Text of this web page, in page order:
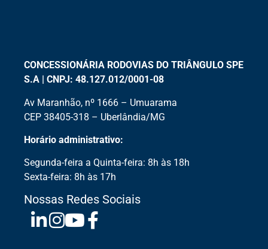
CONCESSIONÁRIA RODOVIAS DO TRIÂNGULO SPE
S.A | CNPJ: 48.127.012/0001-08
Av Maranhão, nº 1666 – Umuarama
CEP 38405-318 – Uberlândia/MG
Horário administrativo:
Segunda-feira a Quinta-feira: 8h às 18h
Sexta-feira: 8h às 17h
Nossas Redes Sociais